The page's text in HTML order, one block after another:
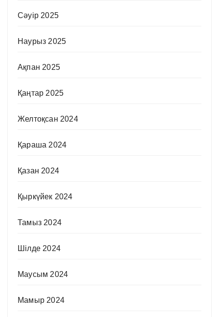
Сәуір 2025
Наурыз 2025
Ақпан 2025
Қаңтар 2025
Желтоқсан 2024
Қараша 2024
Қазан 2024
Қыркүйек 2024
Тамыз 2024
Шілде 2024
Маусым 2024
Мамыр 2024